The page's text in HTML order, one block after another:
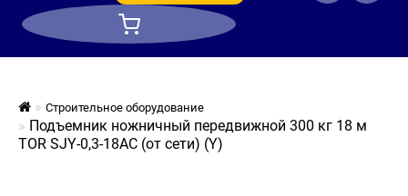
Строительное оборудование
Подъемник ножничный передвижной 300 кг 18 м
TOR SJY-0,3-18AC (от сети) (Y)